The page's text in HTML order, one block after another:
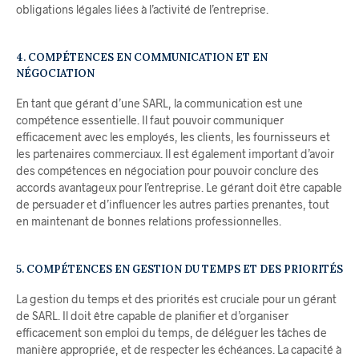
obligations légales liées à l’activité de l’entreprise.
4. COMPÉTENCES EN COMMUNICATION ET EN
NÉGOCIATION
En tant que gérant d’une SARL, la communication est une
compétence essentielle. Il faut pouvoir communiquer
efficacement avec les employés, les clients, les fournisseurs et
les partenaires commerciaux. Il est également important d’avoir
des compétences en négociation pour pouvoir conclure des
accords avantageux pour l’entreprise. Le gérant doit être capable
de persuader et d’influencer les autres parties prenantes, tout
en maintenant de bonnes relations professionnelles.
5. COMPÉTENCES EN GESTION DU TEMPS ET DES PRIORITÉS
La gestion du temps et des priorités est cruciale pour un gérant
de SARL. Il doit être capable de planifier et d’organiser
efficacement son emploi du temps, de déléguer les tâches de
manière appropriée, et de respecter les échéances. La capacité à